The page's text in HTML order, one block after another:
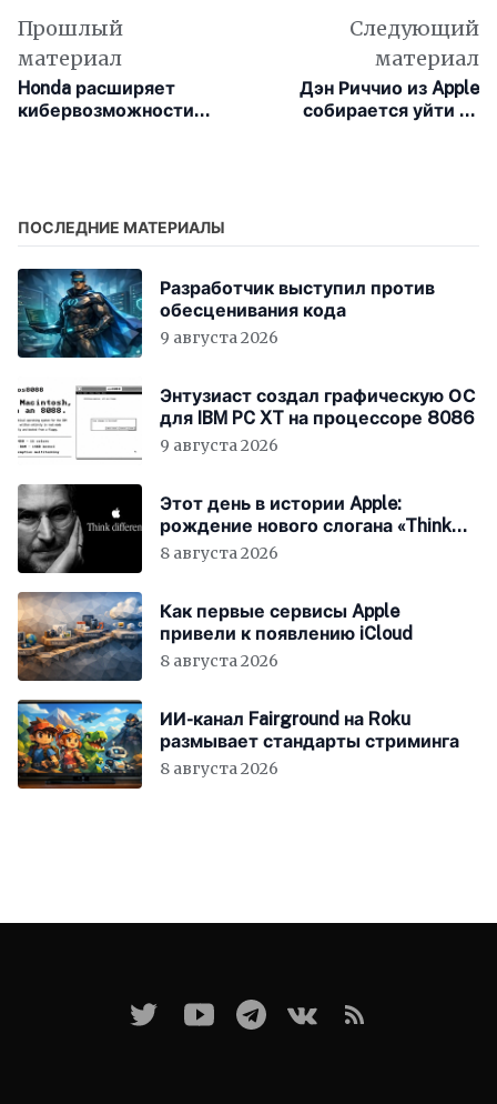
Прошлый
материал
Honda расширяет
кибервозможности
Следующий
материал
Дэн Риччио из Apple
собирается уйти на
ПОСЛЕДНИЕ МАТЕРИАЛЫ
Разработчик выступил против
обесценивания кода
9 августа 2026
Энтузиаст создал графическую ОС
для IBM PC XT на процессоре 8086
9 августа 2026
Этот день в истории Apple:
рождение нового слогана «Think
Different»
8 августа 2026
Как первые сервисы Apple
привели к появлению iCloud
8 августа 2026
ИИ-канал Fairground на Roku
размывает стандарты стриминга
8 августа 2026